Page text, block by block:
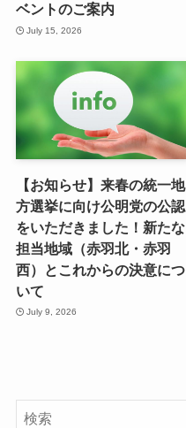
ベントのご案内
July 15, 2026
【お知らせ】来春の統一地
方選挙に向け公明党の公認
をいただきました！新たな
担当地域（赤羽北・赤羽
西）とこれからの決意につ
いて
July 9, 2026